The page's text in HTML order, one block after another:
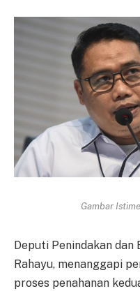
Gambar
Deputi Penindakan dan
Rahayu, menanggapi
proses penahanan